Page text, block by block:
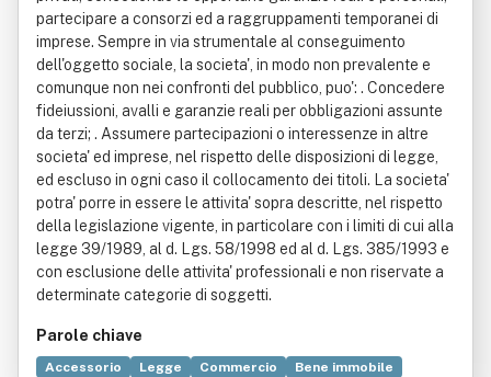
partecipare a consorzi ed a raggruppamenti temporanei di
imprese. Sempre in via strumentale al conseguimento
dell'oggetto sociale, la societa', in modo non prevalente e
comunque non nei confronti del pubblico, puo': . Concedere
fideiussioni, avalli e garanzie reali per obbligazioni assunte
da terzi; . Assumere partecipazioni o interessenze in altre
societa' ed imprese, nel rispetto delle disposizioni di legge,
ed escluso in ogni caso il collocamento dei titoli. La societa'
potra' porre in essere le attivita' sopra descritte, nel rispetto
della legislazione vigente, in particolare con i limiti di cui alla
legge 39/1989, al d. Lgs. 58/1998 ed al d. Lgs. 385/1993 e
con esclusione delle attivita' professionali e non riservate a
determinate categorie di soggetti.
Parole chiave
Accessorio Legge Commercio
Bene immobile